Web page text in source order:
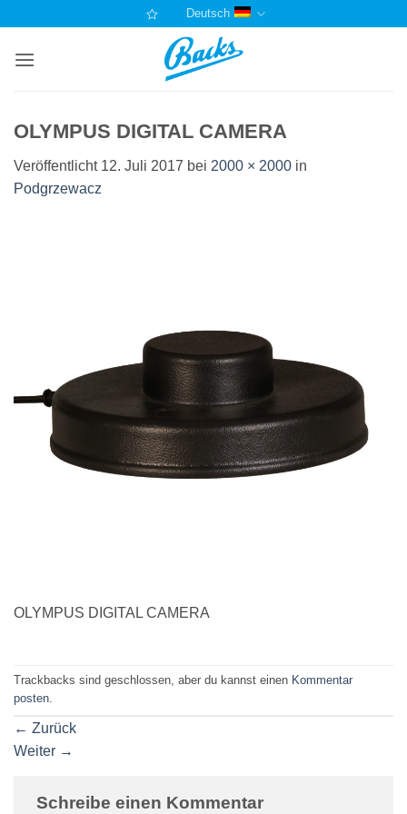
springen
Deutsch
OLYMPUS DIGITAL CAMERA
Veröffentlicht 12. Juli 2017 bei 2000 × 2000 in
Podgrzewacz
OLYMPUS DIGITAL CAMERA
Trackbacks sind geschlossen, aber du kannst einen Kommentar
posten.
← Zurück
Weiter →
Schreibe einen Kommentar